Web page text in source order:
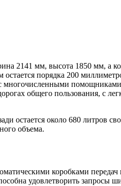
2141 мм, высота 1850 мм, а
порядка 200
многочисленными
общего пользования, с
остается около 680 литров
объема.
коробками
удовлетворить запросы